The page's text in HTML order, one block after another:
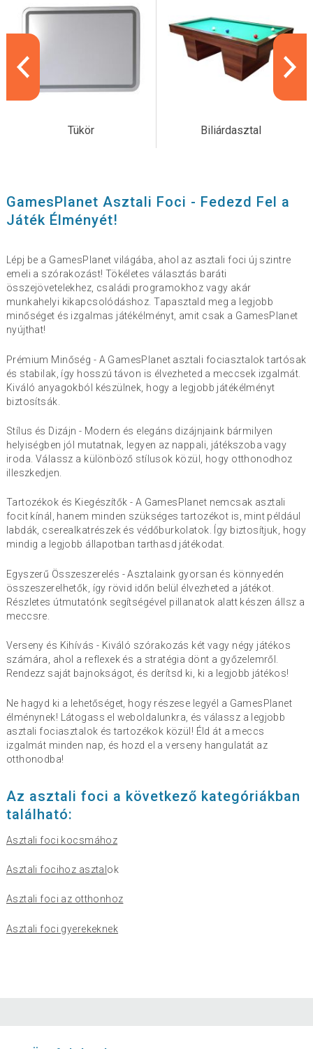
Tükör Biliárdasztal
GamesPlanet Asztali Foci - Fedezd Fel a
Játék Élményét!
Lépj be a GamesPlanet világába, ahol az asztali foci új szintre
emeli a szórakozást! Tökéletes választás baráti
összejövetelekhez, családi programokhoz vagy akár
munkahelyi kikapcsolódáshoz. Tapasztald meg a legjobb
minőséget és izgalmas játékélményt, amit csak a GamesPlanet
nyújthat!
Prémium Minőség - A GamesPlanet asztali fociasztalok tartósak
és stabilak, így hosszú távon is élvezheted a meccsek izgalmát.
Kiváló anyagokból készülnek, hogy a legjobb játékélményt
biztosítsák.
Stílus és Dizájn - Modern és elegáns dizájnjaink bármilyen
helyiségben jól mutatnak, legyen az nappali, játékszoba vagy
iroda. Válassz a különböző stílusok közül, hogy otthonodhoz
illeszkedjen.
Tartozékok és Kiegészítők - A GamesPlanet nemcsak asztali
focit kínál, hanem minden szükséges tartozékot is, mint például
labdák, cserealkatrészek és védőburkolatok. Így biztosítjuk, hogy
mindig a legjobb állapotban tarthasd játékodat.
Egyszerű Összeszerelés - Asztalaink gyorsan és könnyedén
összeszerelhetők, így rövid időn belül élvezheted a játékot.
Részletes útmutatónk segítségével pillanatok alatt készen állsz a
meccsre.
Verseny és Kihívás - Kiváló szórakozás két vagy négy játékos
számára, ahol a reflexek és a stratégia dönt a győzelemről.
Rendezz saját bajnokságot, és derítsd ki, ki a legjobb játékos!
Ne hagyd ki a lehetőséget, hogy részese legyél a GamesPlanet
élménynek! Látogass el weboldalunkra, és válassz a legjobb
asztali fociasztalok és tartozékok közül! Éld át a meccs
izgalmát minden nap, és hozd el a verseny hangulatát az
otthonodba!
Az asztali foci a következő kategóriákban
található:
Asztali foci kocsmához
Asztali focihoz asztal ok
Asztali foci az otthonhoz
Asztali foci gyerekeknek